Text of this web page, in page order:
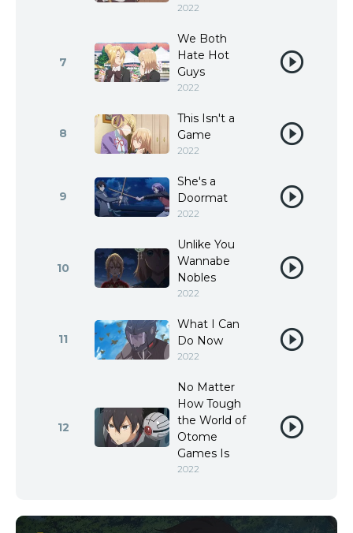
2022
7
We Both
Hate Hot
Guys
2022
8
This Isn't a
Game
2022
9
She's a
Doormat
2022
10
Unlike You
Wannabe
Nobles
2022
11
What I Can
Do Now
2022
12
No Matter
How Tough
the World of
Otome
Games Is
2022